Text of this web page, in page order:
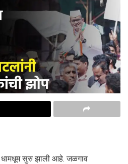
धामधूम सुरु झाली आहे. जळगाव